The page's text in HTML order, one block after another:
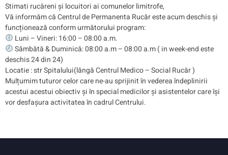
Stimati rucăreni și locuitori ai comunelor limitrofe,
Vă informăm că Centrul de Permanenta Rucăr este acum deschis și
funcționează conform următorului program:
Luni – Vineri: 16:00 – 08:00 a.m.
Sâmbătă & Duminică: 08:00 a.m – 08:00 a.m ( in week-end este
deschis 24 din 24)
Locatie : str Spitalului(lângă Centrul Medico – Social Rucăr )
Mulțumim tuturor celor care ne-au sprijinit în vederea îndeplinirii
acestui acestui obiectiv și în special medicilor și asistentelor care își
vor desfașura activitatea în cadrul Centrului.